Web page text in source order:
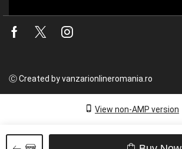
Facebook
Twitter
Ⓒ Created by vanzarionlineromania.ro
View non-AMP version